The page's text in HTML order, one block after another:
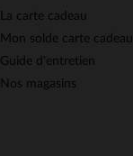
La carte cadeau
Mon solde carte cadeau
Guide d'entretien
Nos magasins